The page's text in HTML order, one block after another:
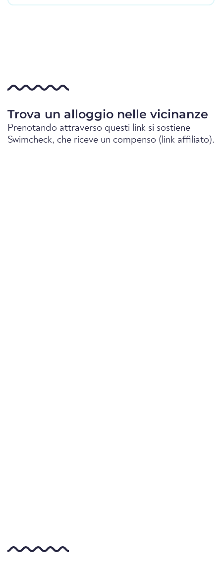
Trova un alloggio nelle vicinanze
Prenotando attraverso questi link si sostiene
Swimcheck, che riceve un compenso (link affiliato).